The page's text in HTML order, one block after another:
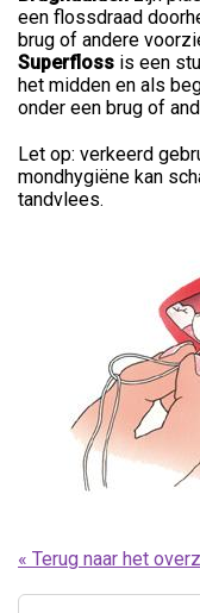
een flossdraad
brug of andere
Superfloss is een
het midden en als
onder een brug of
Let op: verkeerd
mondhygiëne kan
tandvlees.
« Terug naar het